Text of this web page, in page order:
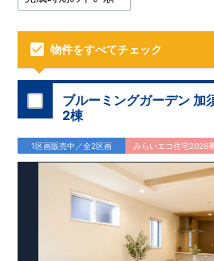
物件をすべてチェック
ブルーミングガーデン 加
2棟
1区画販売中／全2区画 みらいエコ住宅2026